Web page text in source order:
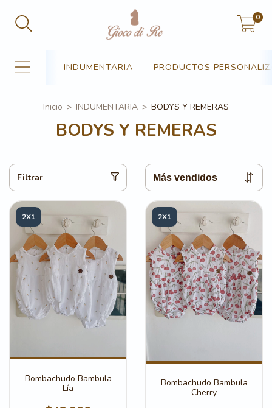
0
INDUMENTARIA PRODUCTOS
Inicio > INDUMENTARIA > BODYS Y REMERAS
BODYS Y REMERAS
Filtrar
2X1
Bombachudo Bambula
Lía
2X1
Bombachudo Bambula
Cherry